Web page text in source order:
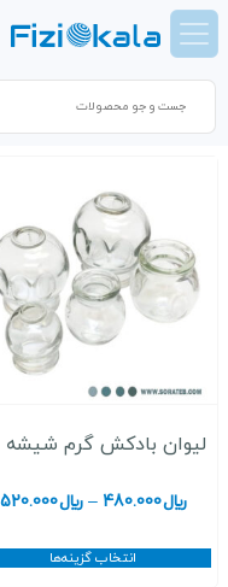
Products
search
لیوان بادکش گرم شیشه
﷼480.000
– ﷼520.000
انتخاب گزینه‌ها